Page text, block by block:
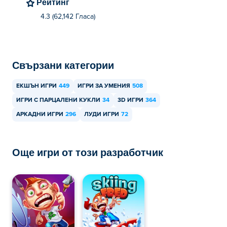
4.3 (62,142 Гласa)
Свързани категории
ЕКШЪН ИГРИ 449 ИГРИ ЗА УМЕНИЯ 508
ИГРИ С ПАРЦАЛЕНИ КУКЛИ 34 3D ИГРИ 364
АРКАДНИ ИГРИ 296 ЛУДИ ИГРИ 72
Още игри от този разработчик